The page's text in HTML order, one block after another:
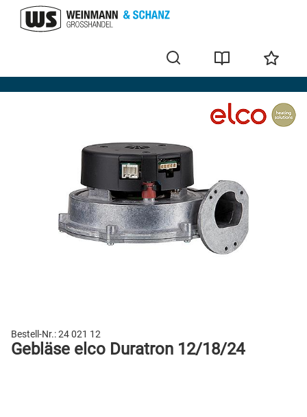
Gebläse
Bestell-Nr.:24 021 12
Gebläse elco Duratron 12/18/24